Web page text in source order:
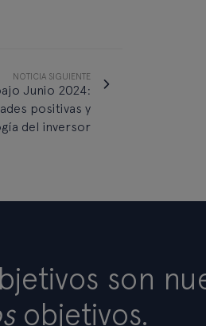
NOTICIA SIGUIENTE
Junio 2024:
positivas y
del inversor
son
objetivos.